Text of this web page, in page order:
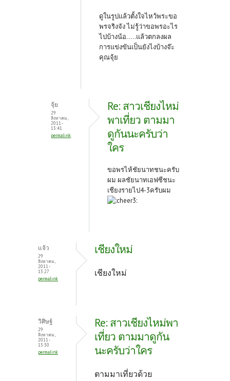
ดูในรูปแล้วตั้งใจไหว้พระขอ
พรจริงจัง ไม่รู้ว่าขอพรอะไร
ไปบ้างน้อ.....แล้วตกลงผล
การแข่งขันเป็นยังไงบ้างจ๊ะ
คุณจุ้ย
จุ้ย
29
สิงหาคม,
2011 -
13:41
permalink
Re: สาวเชียงไหม่
พาเที่ยว ตามมา
ดูกันนะครับว่า
ใคร
ขอพรไห้ชัยนาทชนะครับ
ผม ผลชัยนาทเอฟซีชนะ
เชียงรายไป4-3ครับผม
แจ้ว
29
สิงหาคม,
2011 -
13:27
permalink
เชียงใหม่
เชียงใหม่
วิศิษฐ์
29
สิงหาคม,
2011 -
13:30
permalink
Re: สาวเชียงไหม่พา
เที่ยว ตามมาดูกัน
นะครับว่าใคร
ตามมาเที่ยวด้วย